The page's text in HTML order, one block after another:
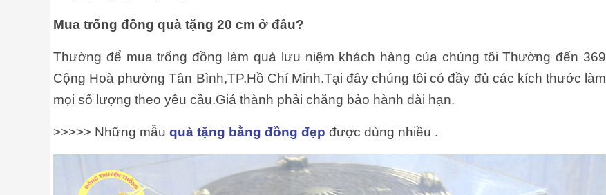
Mua trống đồng quà tặng 20 cm ở đâu?
Thường để mua trống đồng làm quà lưu niệm khách hàng của chúng tôi Thường đến 369
Cộng Hoà phường Tân Bình,TP.Hồ Chí Minh.Tại đây chúng tôi có đầy đủ các kích thước làm
mọi số lượng theo yêu cầu.Giá thành phải chăng bảo hành dài hạn.
>>>>> Những mẫu quà tặng bằng đồng đẹp được dùng nhiều .